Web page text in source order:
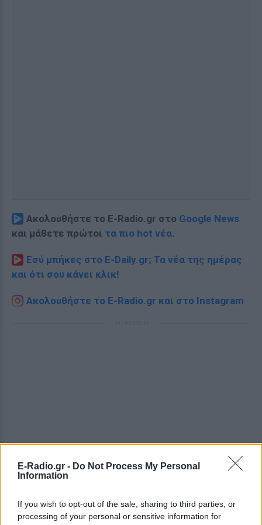
E-Radio.gr - Do Not Process My Personal
Information
If you wish to opt-out of the sale, sharing to third parties, or
processing of your personal or sensitive information for
Ακολουθήστε το E-Radio.gr στο Google News
και μάθετε πρώτοι τα πιο hot νέα.
Εσύ μπήκες στο E-Daily.gr; Τα νέα της ημέρας
και ότι σου κάνει κλικ!
Ακολουθήστε το E-Radio.gr και στο Instagram